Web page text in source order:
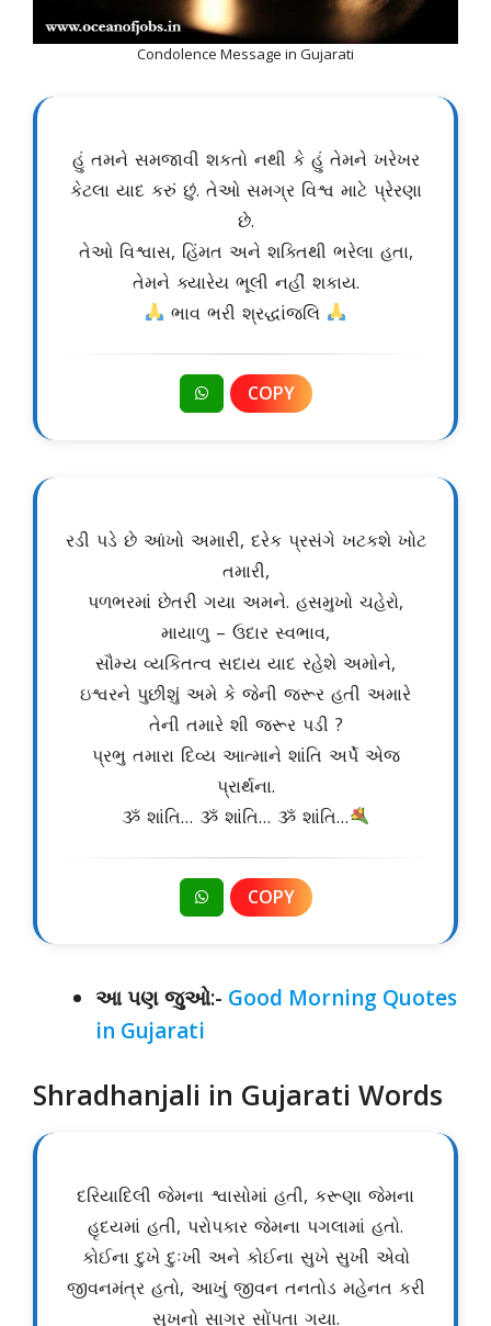
Condolence Message in Gujarati
હું તમને સમજાવી શકતો નથી કે હું તેમને ખરેખર
કેટલા યાદ કરું છું. તેઓ સમગ્ર વિશ્વ માટે પ્રેરણા
છે.
તેઓ વિશ્વાસ, હિંમત અને શક્તિથી ભરેલા હતા,
તેમને ક્યારેય ભૂલી નહીં શકાય.
ભાવ ભરી શ્રદ્ધાંજલિ
COPY
રડી પડે છે આંખો અમારી, દરેક પ્રસંગે ખટકશે ખોટ
તમારી,
પળભરમાં છેતરી ગયા અમને. હસમુખો ચહેરો,
માયાળુ – ઉદાર સ્વભાવ,
સૌમ્ય વ્યકિતત્વ સદાય યાદ રહેશે અમોને,
ઇશ્વરને પુછીશું અમે કે જેની જરૂર હતી અમારે
તેની તમારે શી જરૂર પડી ?
પ્રભુ તમારા દિવ્ય આત્માને શાંતિ અર્પે એજ
પ્રાર્થના.
ૐ શાંતિ… ૐ શાંતિ… ૐ શાંતિ…
COPY
આ પણ જુઓ:- Good Morning Quotes
in Gujarati
Shradhanjali in Gujarati Words
દરિયાદિલી જેમના શ્વાસોમાં હતી, કરૂણા જેમના
હૃદયમાં હતી, પરોપકાર જેમના પગલામાં હતો.
કોઈના દુખે દુઃખી અને કોઈના સુખે સુખી એવો
જીવનમંત્ર હતો, આખું જીવન તનતોડ મહેનત કરી
સુખનો સાગર સોંપતા ગયા.